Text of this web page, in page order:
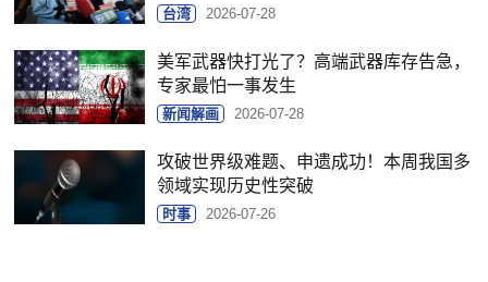
台湾 2026-07-28
美军武器快打光了？高端武器库存告急，
专家最怕一事发生
新闻解画 2026-07-28
攻破世界级难题、申遗成功！本周我国多
领域实现历史性突破
时事 2026-07-26